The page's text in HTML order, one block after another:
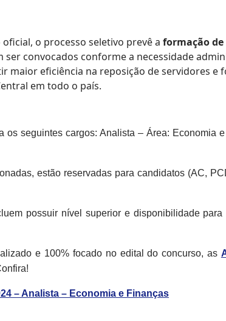
o processo seletivo prevê a formação
ser convocados conforme a necessidade
maior eficiência na reposição de servidores e
em todo o país.
os seguintes cargos: Analista – Área: Economia
estão reservadas para candidatos (AC,
possuir nível superior e disponibilidade
e 100% focado no edital do concurso, as
– Analista – Economia e Finanças